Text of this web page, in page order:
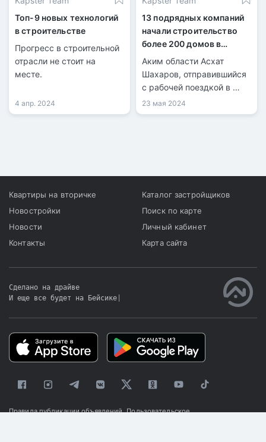
Топ-9 новых технологий
в строительстве
Прогресс в строительной
отрасли не стоит на
месте.
4 апр. 2024
13 подрядных компаний
начали строительство
более 200 домов в
Уилском районе
Аким области Асхат
Шахаров, отправившийся
с рабочей поездкой в ​​
Уилский район,
встретился с местными
23 мая 2024
Квартиры на вторичке
Новостройки
Новости
Контакты
Каталог застройщиков
Поиск по карте
Личный кабинет
Карта сайта
Сделано на драйве
И еще все будет на Бейсике
Правила публикации объявлений Пользовательское